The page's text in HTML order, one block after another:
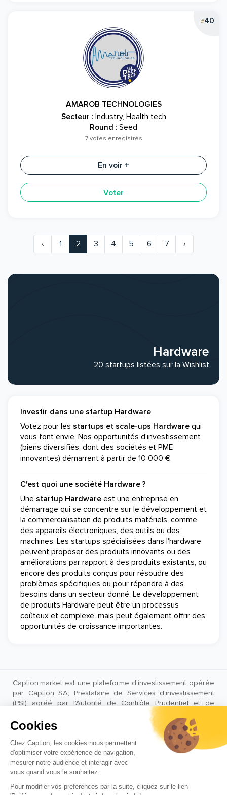
#40
AMAROB TECHNOLOGIES
Secteur : Industry, Health tech
Round : Seed
7 votes enregistrés
En voir +
Voter
‹ 1 2 3 4 5 6 7 ›
Hardware
20 startups listées sur la Wishlist
Investir dans une startup Hardware
Votez pour les startups et scale-ups Hardware qui
vous font envie. Nos opportunités d'investissement
(biens diversifiés, dont des sociétés et PME
innovantes) démarrent à partir de 10 000 €.
C'est quoi une société Hardware ?
Une startup Hardware est une entreprise en
démarrage qui se concentre sur le développement et
la commercialisation de produits matériels, comme
des appareils électroniques, des outils ou des
machines. Les startups spécialisées dans l'hardware
peuvent proposer des produits innovants ou des
améliorations par rapport à des produits existants, ou
encore des produits conçus pour résoudre des
problèmes spécifiques ou pour répondre à des
besoins dans un secteur donné. Le développement
de produits Hardware peut être un processus
coûteux et complexe, mais peut également offrir des
opportunités de croissance importantes.
Caption.market est une plateforme d'investissement opérée
par Caption SA, Prestataire de Services d'investissement
(PSI) agréé par l'Autorité de Contrôle Prudentiel et de
Résolution (ACPR) sous le numéro CIB 18683.
AVERTISSEMENT : Les performances passées ne préjugent
pas des performances futures. L’investissement dans des
actifs non cotés présente des risques parmi lesquels la
perte partielle ou totale du capital investi, l’illiquidité ou
encore l’absence de valorisation après l’investissement.
savoir plus. A noter que tout investissement sur Caption est
réalisé à travers un véhicule dédié dont l’objet exclusif est la